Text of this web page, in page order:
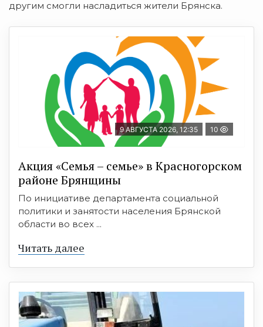
другим смогли насладиться жители Брянска.
9 АВГУСТА 2026, 12:35 10
Акция «Семья – семье» в Красногорском
районе Брянщины
По инициативе департамента социальной
политики и занятости населения Брянской
области во всех ...
Читать далее